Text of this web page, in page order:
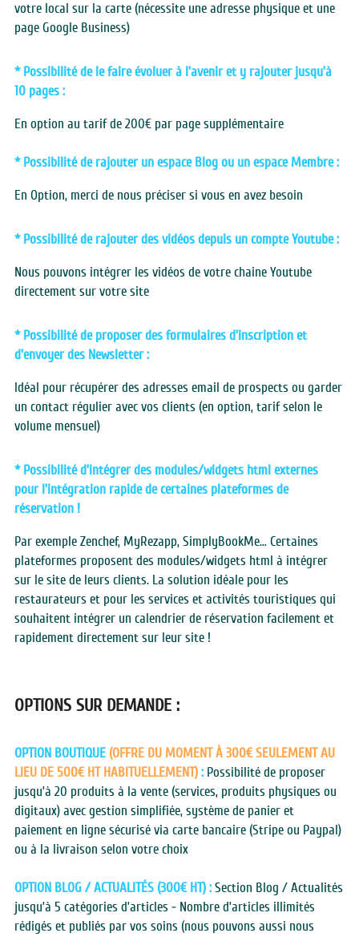
votre local sur la carte (nécessite une adresse physique et une
page Google Business)
* Possibilité de le faire évoluer à l’avenir et y rajouter jusqu’à
10 pages :
En option au tarif de 200€ par page supplémentaire
* Possibilité de rajouter un espace Blog ou un espace Membre :
En Option, merci de nous préciser si vous en avez besoin
* Possibilité de rajouter des vidéos depuis un compte Youtube :
Nous pouvons intégrer les vidéos de votre chaine Youtube
directement sur votre site
* Possibilité de proposer des formulaires d’inscription et
d’envoyer des Newsletter :
Idéal pour récupérer des adresses email de prospects ou garder
un contact régulier avec vos clients (en option, tarif selon le
volume mensuel)
* Possibilité d’intégrer des modules/widgets html externes
pour l’intégration rapide de certaines plateformes de
réservation !
Par exemple Zenchef, MyRezapp, SimplyBookMe… Certaines
plateformes proposent des modules/widgets html à intégrer
sur le site de leurs clients. La solution idéale pour les
restaurateurs et pour les services et activités touristiques qui
souhaitent intégrer un calendrier de réservation facilement et
rapidement directement sur leur site !
OPTIONS SUR DEMANDE :
OPTION BOUTIQUE (OFFRE DU MOMENT À 300€ SEULEMENT AU
LIEU DE 500€ HT HABITUELLEMENT) : Possibilité de proposer
jusqu’à 20 produits à la vente (services, produits physiques ou
digitaux) avec gestion simplifiée, système de panier et
paiement en ligne sécurisé via carte bancaire (Stripe ou Paypal)
ou à la livraison selon votre choix
OPTION BLOG / ACTUALITÉS (300€ HT) : Section Blog / Actualités
jusqu’à 5 catégories d’articles - Nombre d’articles illimités
rédigés et publiés par vos soins (nous pouvons aussi nous